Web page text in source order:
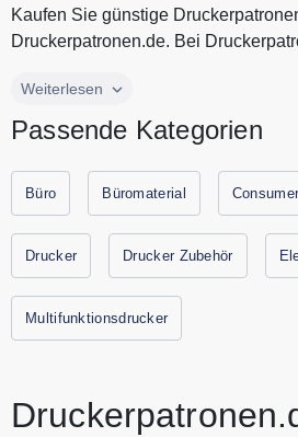
Kaufen Sie günstige
Druckerpatronen.de. Bei
Kaufen Sie günstige
Druckerzubehör von Top Herstellern
Original oder Refill Patronen zum
jetzt durch Gutscheine.codes mit
und Rabattaktionen von
Weiterlesen
Passende Kategorien
Büro Büromaterial
Drucker Drucker Zubehör
Multifunktionsdrucker